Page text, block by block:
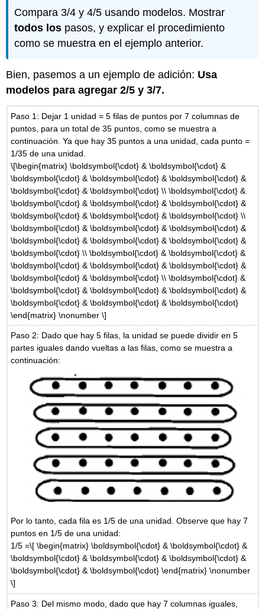
Compara 3/4 y 4/5 usando modelos. Mostrar
todos los pasos, y explicar el procedimiento
como se muestra en el ejemplo anterior.
Bien, pasemos a un ejemplo de adición: Usa
modelos para agregar 2/5 y 3/7.
Paso 1: Dejar 1 unidad = 5 filas de puntos por 7 columnas de
puntos, para un total de 35 puntos, como se muestra a
continuación. Ya que hay 35 puntos a una unidad, cada punto =
1/35 de una unidad.
\[\begin{matrix} \boldsymbol{\cdot} & \boldsymbol{\cdot} &
\boldsymbol{\cdot} & \boldsymbol{\cdot} & \boldsymbol{\cdot} &
\boldsymbol{\cdot} & \boldsymbol{\cdot} \\ \boldsymbol{\cdot} &
\boldsymbol{\cdot} & \boldsymbol{\cdot} & \boldsymbol{\cdot} &
\boldsymbol{\cdot} & \boldsymbol{\cdot} & \boldsymbol{\cdot} \\
\boldsymbol{\cdot} & \boldsymbol{\cdot} & \boldsymbol{\cdot} &
\boldsymbol{\cdot} & \boldsymbol{\cdot} & \boldsymbol{\cdot} &
\boldsymbol{\cdot} \\ \boldsymbol{\cdot} & \boldsymbol{\cdot} &
\boldsymbol{\cdot} & \boldsymbol{\cdot} & \boldsymbol{\cdot} &
\boldsymbol{\cdot} & \boldsymbol{\cdot} \\ \boldsymbol{\cdot} &
\boldsymbol{\cdot} & \boldsymbol{\cdot} & \boldsymbol{\cdot} &
\boldsymbol{\cdot} & \boldsymbol{\cdot} & \boldsymbol{\cdot}
\end{matrix} \nonumber \]
Paso 2: Dado que hay 5 filas, la unidad se puede dividir en 5
partes iguales dando vueltas a las filas, como se muestra a
continuación:
Por lo tanto, cada fila es 1/5 de una unidad. Observe que hay 7
puntos en 1/5 de una unidad:
1/5 =\[ \begin{matrix} \boldsymbol{\cdot} & \boldsymbol{\cdot} &
\boldsymbol{\cdot} & \boldsymbol{\cdot} & \boldsymbol{\cdot} &
\boldsymbol{\cdot} & \boldsymbol{\cdot} \end{matrix} \nonumber
\]
Paso 3: Del mismo modo, dado que hay 7 columnas iguales,